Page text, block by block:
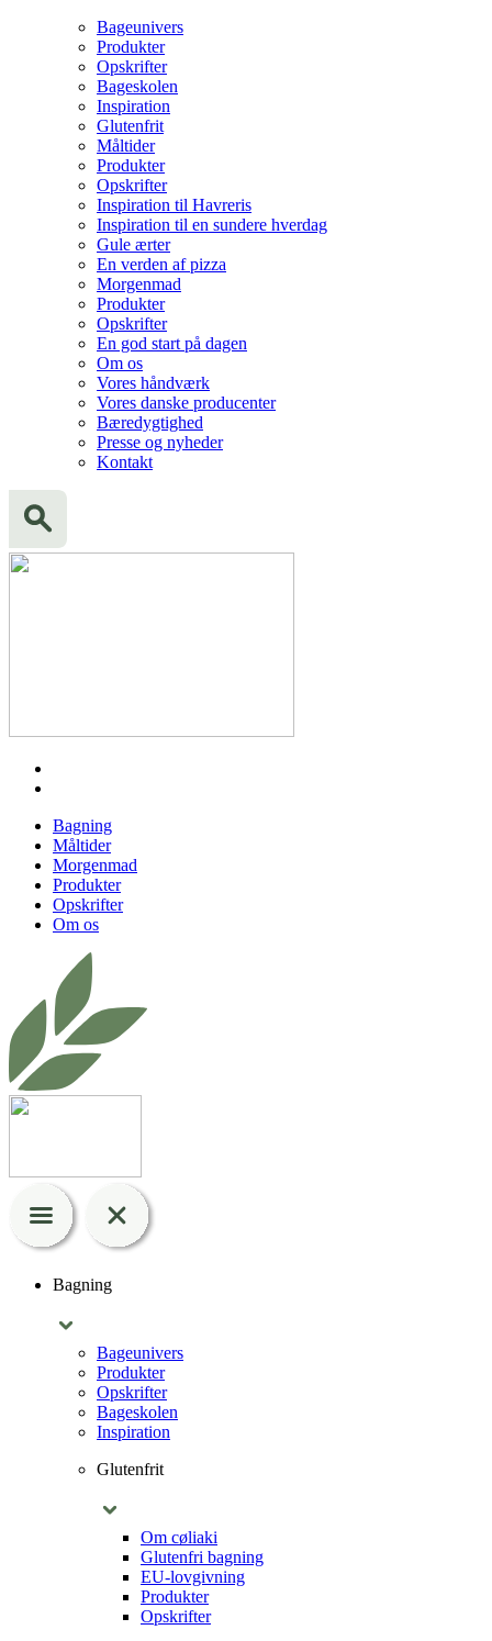
Bageunivers
Produkter
Opskrifter
Bageskolen
Inspiration
Glutenfrit
Måltider
Produkter
Opskrifter
Inspiration til Havreris
Inspiration til en sundere hverdag
Gule ærter
En verden af pizza
Morgenmad
Produkter
Opskrifter
En god start på dagen
Om os
Vores håndværk
Vores danske producenter
Bæredygtighed
Presse og nyheder
Kontakt
Bagning
Måltider
Morgenmad
Produkter
Opskrifter
Om os
Bagning
Bageunivers
Produkter
Opskrifter
Bageskolen
Inspiration
Glutenfrit
Om cøliaki
Glutenfri bagning
EU-lovgivning
Produkter
Opskrifter